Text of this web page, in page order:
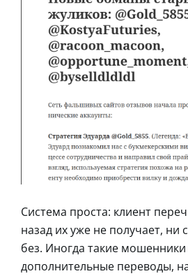
Система проста: клиент
назад их уже не получает, ни
без. Иногда такие
дополнительные переводы,